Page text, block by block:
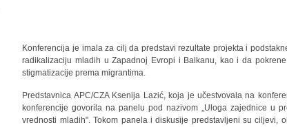
Konferencija je imala za cilj da predstavi rezultate projekta i
radikalizaciju mladih u Zapadnoj Evropi i Balkanu, kao i da
stigmatizacije prema migrantima.
Predstavnica APC/CZA Ksenija Lazić, koja je učestvovala na
konferencije govorila na panelu pod nazivom „Uloga zajednice u
vrednosti mladih". Tokom panela i diskusije predstavljeni su ciljevi,